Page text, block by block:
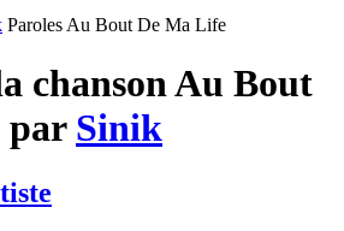
Paroles Au Bout De Ma Life
chanson Au Bout
par Sinik